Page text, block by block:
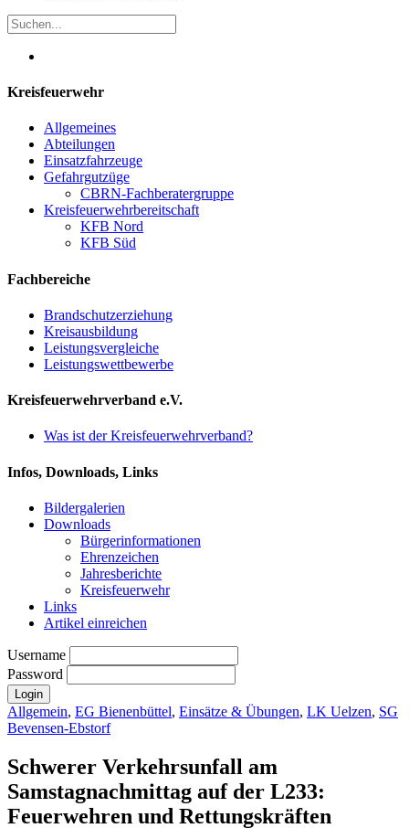
Kreisfeuerwehr
Allgemeines
Abteilungen
Einsatzfahrzeuge
Gefahrgutzüge
CBRN-Fachberatergruppe
Kreisfeuerwehrbereitschaft
KFB Nord
KFB Süd
Fachbereiche
Brandschutzerziehung
Kreisausbildung
Leistungsvergleiche
Leistungswettbewerbe
Kreisfeuerwehrverband e.V.
Was ist der Kreisfeuerwehrverband?
Infos, Downloads, Links
Bildergalerien
Downloads
Bürgerinformationen
Ehrenzeichen
Jahresberichte
Kreisfeuerwehr
Links
Artikel einreichen
Username
Password
Allgemein, EG Bienenbüttel, Einsätze & Übungen, LK Uelzen, SG
Bevensen-Ebstorf
Schwerer Verkehrsunfall am
Samstagnachmittag auf der L233:
Feuerwehren und Rettungskräften